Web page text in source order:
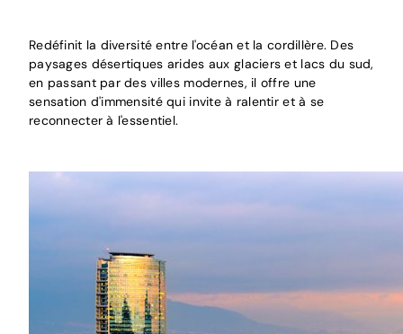
Redéfinit la diversité entre l'océan et la cordillère. Des
paysages désertiques arides aux glaciers et lacs du sud,
en passant par des villes modernes, il offre une
sensation d'immensité qui invite à ralentir et à se
reconnecter à l'essentiel.